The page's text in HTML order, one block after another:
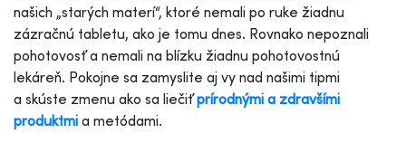
našich „starých materí“, ktoré nemali po ruke žiadnu
zázračnú tabletu, ako je tomu dnes. Rovnako nepoznali
pohotovosť a nemali na blízku žiadnu pohotovostnú
lekáreň. Pokojne sa zamyslite aj vy nad našimi tipmi
a skúste zmenu ako sa liečiťprírodnými a zdravšími
produktmi a metódami.